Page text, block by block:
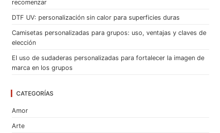
recomenzar
DTF UV: personalización sin calor para superficies duras
Camisetas personalizadas para grupos: uso, ventajas y claves de
elección
El uso de sudaderas personalizadas para fortalecer la imagen de
marca en los grupos
CATEGORÍAS
Amor
Arte